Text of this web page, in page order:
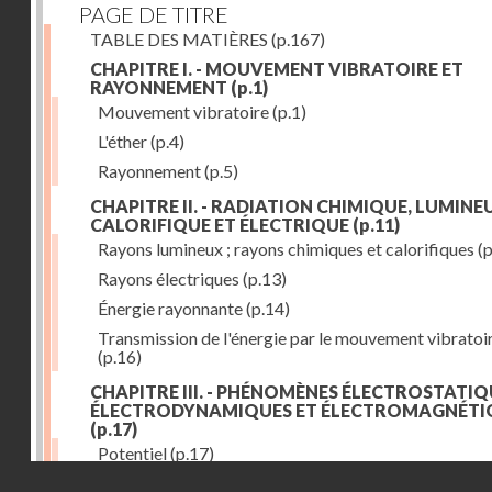
PAGE DE TITRE
TABLE DES MATIÈRES (p.167)
CHAPITRE I. - MOUVEMENT VIBRATOIRE ET
RAYONNEMENT (p.1)
Mouvement vibratoire(p.1)
L'éther(p.4)
Rayonnement(p.5)
CHAPITRE II. - RADIATION CHIMIQUE,
CALORIFIQUE ET ÉLECTRIQUE (p.11)
Rayons lumineux ; rayons chimiques et calorifiques
Rayons électriques (p.13)
Énergie rayonnante(p.14)
Transmission de l'énergie par le mouvement
(p.16)
CHAPITRE III. - PHÉNOMÈNES
ÉLECTRODYNAMIQUES ET
(p.17)
Potentiel(p.17)